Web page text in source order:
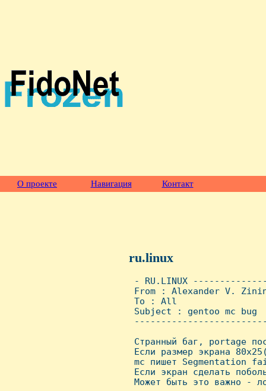
О проекте Навигация Контакт
ru.linux
- RU.LINUX
From : Alexander V.
To : All
Subject : gentoo mc bug
Странный баг, portage
Если размер экрана
mc пишет Segmentation
Если экран сделать
Может быть это важно -